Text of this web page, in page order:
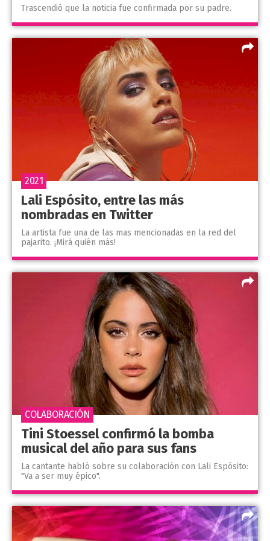
Trascendió que la noticia fue confirmada por su padre.
Lali Espósito, entre las más
nombradas en Twitter
La artista fue una de las mas mencionadas en la red del
pajarito. ¡Mirá quién más!
2021
Tini Stoessel confirmó la bomba
musical del año para sus fans
La cantante habló sobre su colaboración con Lali Espósito:
"Va a ser muy épico".
COLABORACIÓN